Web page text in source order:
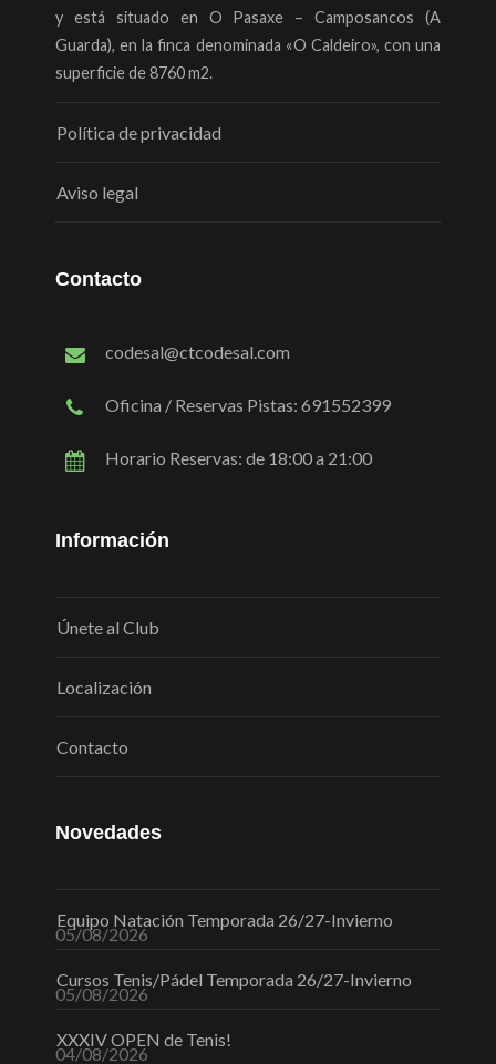
y está situado en O Pasaxe – Camposancos (A
Guarda), en la finca denominada «O Caldeiro», con una
superficie de 8760 m2.
Política de privacidad
Aviso legal
Contacto
codesal@ctcodesal.com
Oficina / Reservas Pistas: 691552399
Horario Reservas: de 18:00 a 21:00
Información
Únete al Club
Localización
Contacto
Novedades
Equipo Natación Temporada 26/27-Invierno
05/08/2026
Cursos Tenis/Pádel Temporada 26/27-Invierno
05/08/2026
XXXIV OPEN de Tenis!
04/08/2026